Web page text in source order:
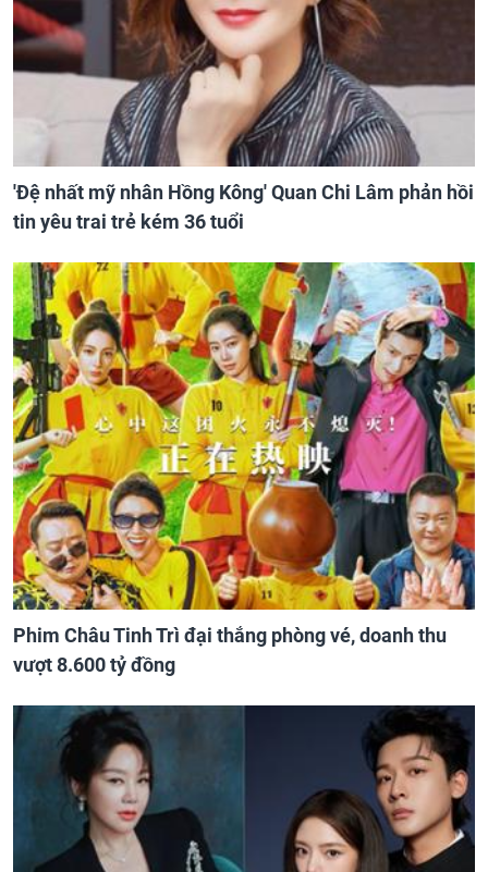
'Đệ nhất mỹ nhân Hồng Kông' Quan Chi Lâm phản hồi
tin yêu trai trẻ kém 36 tuổi
Phim Châu Tinh Trì đại thắng phòng vé, doanh thu
vượt 8.600 tỷ đồng